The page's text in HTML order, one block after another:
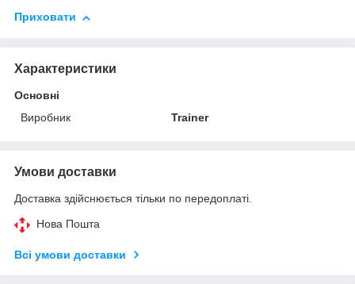
Приховати
Характеристики
Основні
Виробник
Trainer
Умови доставки
Доставка здійснюється тільки по передоплаті.
Нова Пошта
Всі умови доставки